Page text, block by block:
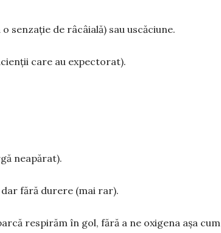
sen­zație de râcâială) sau uscăciune.
care au expectorat).
neapărat).
fără durere (mai rar).
respirăm în gol, fără a ne oxigena așa cum